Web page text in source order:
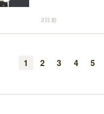
2日前
1 2 3 4 5